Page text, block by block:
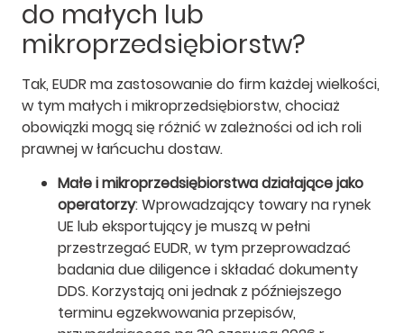
do małych lub
mikroprzedsiębiorstw?
Tak, EUDR ma zastosowanie do firm każdej wielkości,
w tym małych i mikroprzedsiębiorstw, chociaż
obowiązki mogą się różnić w zależności od ich roli
prawnej w łańcuchu dostaw.
Małe i mikroprzedsiębiorstwa działające jako
operatorzy: Wprowadzający towary na rynek
UE lub eksportujący je muszą w pełni
przestrzegać EUDR, w tym przeprowadzać
badania due diligence i składać dokumenty
DDS. Korzystają oni jednak z późniejszego
terminu egzekwowania przepisów,